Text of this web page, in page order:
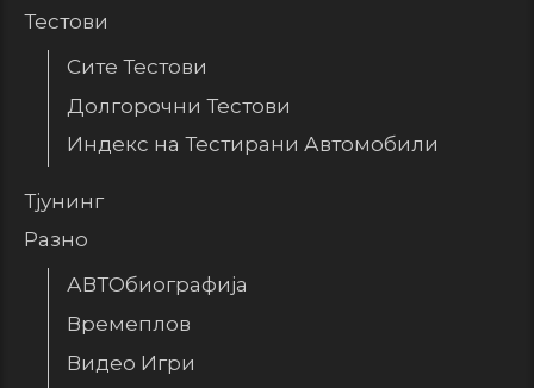
Тестови
Сите Тестови
Долгорочни Тестови
Индекс на Тестирани Автомобили
Тјунинг
Разно
АВТОбиографија
Времеплов
Видео Игри